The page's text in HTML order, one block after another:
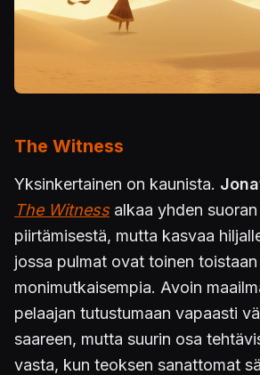
The Witness
Yksinkertainen on kaunista.
The Witnessalkaa yhden
piirtämisestä, mutta kasvaa
jossa pulmat ovat toinen toistaan
monimutkaisempia. Avoin
pelaajan tutustumaan vapaasti
saareen, mutta suurin osa
vasta, kun teoksen sanattomat